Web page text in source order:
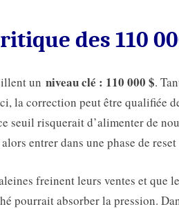
des 110
un niveau clé : 110 000 $.
la correction peut être qualifiée
seuil risquerait d’alimenter de
entrer dans une phase de
freinent leurs ventes et que
pourrait absorber la pression.